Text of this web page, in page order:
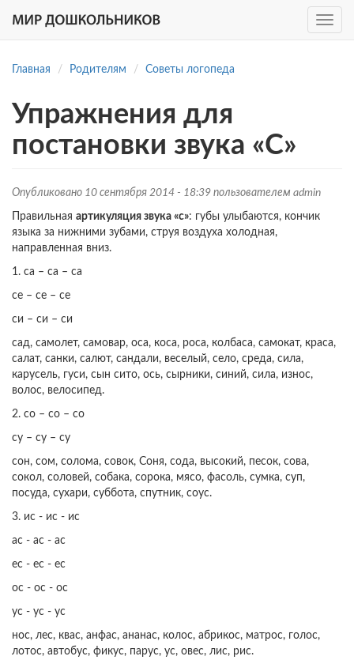
Toggle
Главная Родителям Советы логопеда
Упражнения для
постановки звука «С»
Опубликовано 10 сентября 2014 - 18:39 пользователем admin
Правильная артикуляция звука «с»: губы улыбаются, кончик
языка за нижними зубами, струя воздуха холодная,
направленная вниз.
1. са – са – са
се – се – се
си – си – си
сад, самолет, самовар, оса, ​​коса, роса, колбаса, самокат, краса,
салат, санки, салют, сандали, веселый, село, среда, сила,
карусель, гуси, сын сито, ось, сырники, синий, сила, износ,
волос, велосипед.
2. со – со – со
су – су – су
сон, сом, солома, совок, Соня, сода, высокий, песок, сова,
сокол, соловей, собака, сорока, мясо, фасоль, сумка, суп,
посуда, сухари, суббота, спутник, соус.
3. ис - ис - ис
ас - ас - ас
ес - ес - ес
ос - ос - ос
ус - ус - ус
нос, лес, квас, анфас, ананас, колос, абрикос, матрос, голос,
лотос, автобус, фикус, парус, ус, овес, лис, рис.